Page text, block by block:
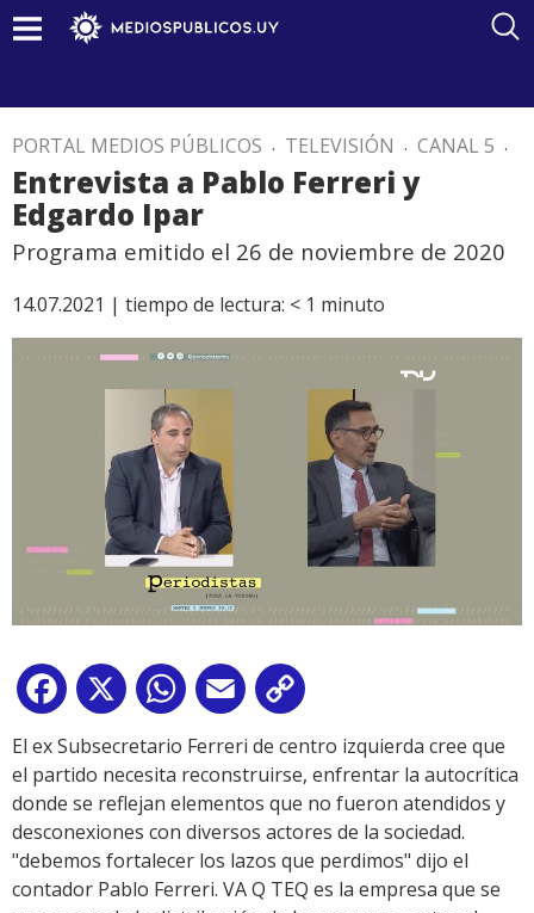
PORTAL MEDIOS PÚBLICOS . TELEVISIÓN . CANAL 5 .
Entrevista a Pablo Ferreri y
Edgardo Ipar
Programa emitido el 26 de noviembre de 2020
14.07.2021 | tiempo de lectura: < 1 minuto
Facebook
X WhatsApp
Email
Link
El ex Subsecretario Ferreri de centro izquierda cree que
el partido necesita reconstruirse, enfrentar la autocrítica
donde se reflejan elementos que no fueron atendidos y
desconexiones con diversos actores de la sociedad.
"debemos fortalecer los lazos que perdimos" dijo el
contador Pablo Ferreri. VA Q TEQ es la empresa que se